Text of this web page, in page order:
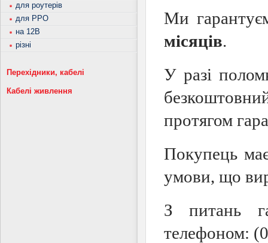
Ми
місяців.
У разі
протягом
Покупець
умови, що
З питань
телефоном:
для роутерів
для РРО
на 12В
різні
Перехідники, кабелі
Кабелі живлення